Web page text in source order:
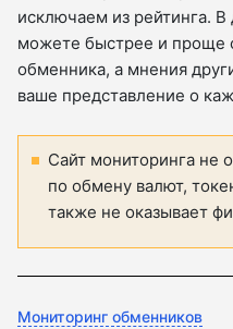
исключаем из рейтинга.
можете быстрее и проще
обменника, а мнения
ваше представление о
Сайт мониторинга не
по обмену валют,
также не оказывает
Мониторинг обменников